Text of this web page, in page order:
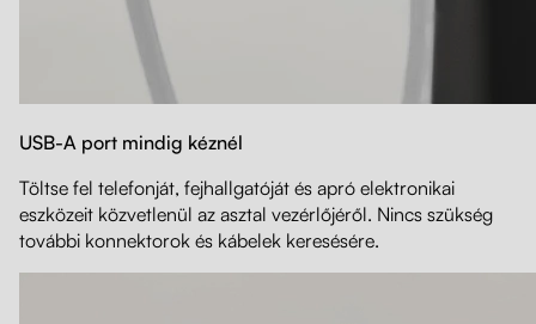
USB-A port mindig kéznél
Töltse fel telefonját, fejhallgatóját és apró elektronikai
eszközeit közvetlenül az asztal vezérlőjéről. Nincs szükség
további konnektorok és kábelek keresésére.